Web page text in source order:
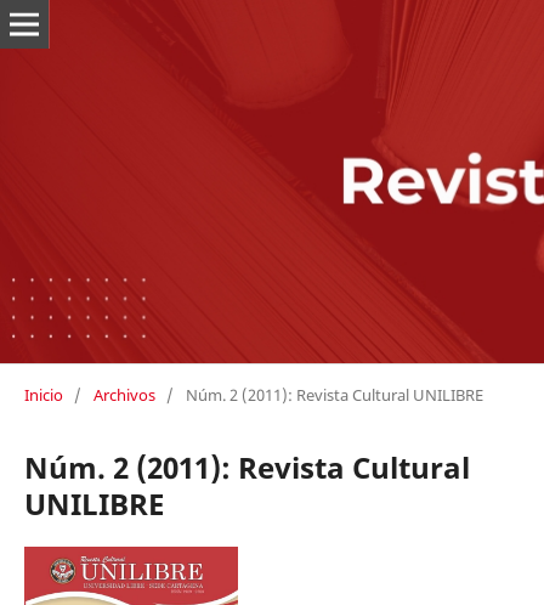
Inicio / Archivos / Núm. 2 (2011): Revista Cultural UNILIBRE
Núm. 2 (2011): Revista Cultural
UNILIBRE